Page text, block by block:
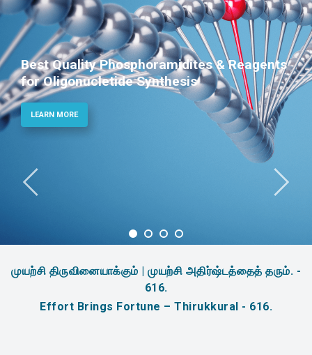
Phosphoramidites for Diagnostic
Therapeutic Applications
முயற்சி திருவினையாக்கும் | முயற்சி அதிர்ஷ்டத்தைத் தரும். -
616.
Effort Brings Fortune – Thirukkural - 616.